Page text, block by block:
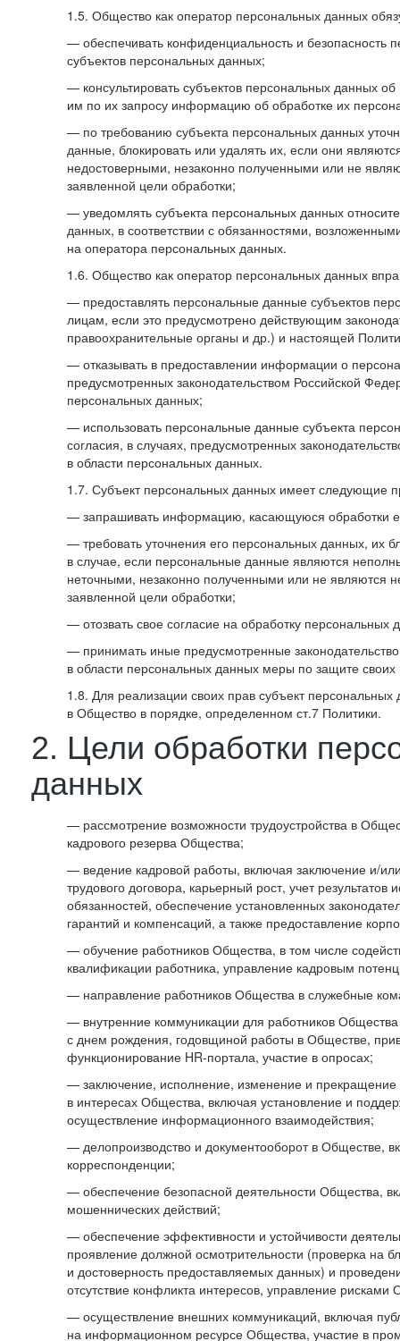
1.5. Общество как оператор персональных данных
— обеспечивать конфиденциальность и безопасность
субъектов персональных данных;
— консультировать субъектов персональных данных об
им по их запросу информацию об обработке их
— по требованию субъекта персональных данных
данные, блокировать или удалять их, если они
недостоверными, незаконно полученными или не
заявленной цели обработки;
— уведомлять субъекта персональных данных
данных, в соответствии с обязанностями,
на оператора персональных данных.
1.6. Общество как оператор персональных данных
— предоставлять персональные данные субъектов
лицам, если это предусмотрено действующим
правоохранительные органы и др.) и настоящей
— отказывать в предоставлении информации о
предусмотренных законодательством Российской
персональных данных;
— использовать персональные данные субъекта
согласия, в случаях, предусмотренных
в области персональных данных.
1.7. Субъект персональных данных имеет следующие
— запрашивать информацию, касающуюся обработки
— требовать уточнения его персональных данных, их
в случае, если персональные данные являются
неточными, незаконно полученными или не являются
заявленной цели обработки;
— отозвать свое согласие на обработку персональных
— принимать иные предусмотренные
в области персональных данных меры по защите своих
1.8. Для реализации своих прав субъект
в Общество в порядке, определенном ст.7 Политики.
2. Цели обработки
данных
— рассмотрение возможности трудоустройства в
кадрового резерва Общества;
— ведение кадровой работы, включая заключение и/
трудового договора, карьерный рост, учет
обязанностей, обеспечение установленных
гарантий и компенсаций, а также предоставление
— обучение работников Общества, в том числе
квалификации работника, управление кадровым
— направление работников Общества в служебные
— внутренние коммуникации для работников
с днем рождения, годовщиной работы в Обществе,
функционирование HR-портала, участие в опросах;
— заключение, исполнение, изменение и прекращение
в интересах Общества, включая установление и
осуществление информационного взаимодействия;
— делопроизводство и документооборот в Обществе,
корреспонденции;
— обеспечение безопасной деятельности Общества,
мошеннических действий;
— обеспечение эффективности и устойчивости
проявление должной осмотрительности (проверка на
и достоверность предоставляемых данных) и
отсутствие конфликта интересов, управление рисками
— осуществление внешних коммуникаций, включая
на информационном ресурсе Общества, участие в